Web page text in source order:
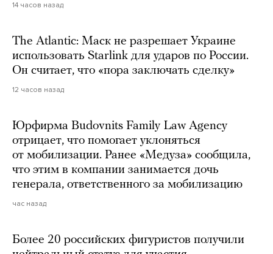
14 часов назад
The Atlantic: Маск не разрешает Украине
использовать Starlink для ударов по России.
Он считает, что «пора заключать сделку»
12 часов назад
Юрфирма Budovnits Family Law Agency
отрицает, что помогает уклоняться
от мобилизации. Ранее «Медуза» сообщила,
что этим в компании занимается дочь
генерала, ответственного за мобилизацию
час назад
Более 20 российских фигуристов получили